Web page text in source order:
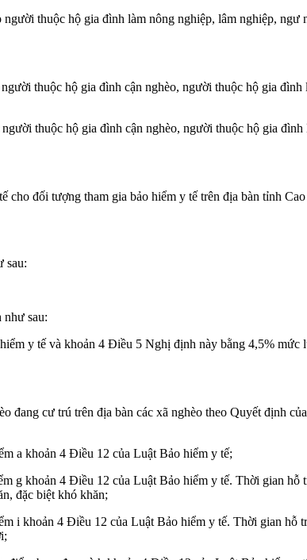
thuộc hộ gia đình làm nông nghiệp, lâm nghiệp,
thuộc hộ gia đình cận nghèo, người thuộc hộ gia
thuộc hộ gia đình cận nghèo, người thuộc hộ gia
cho đối tượng tham gia bảo hiểm y tế trên địa bàn tỉnh
sau:
như sau:
y tế và khoản 4 Điều 5 Nghị định này bằng 4,5% mức
cư trú trên địa bàn các xã nghèo theo Quyết định
a khoản 4 Điều 12 của Luật Bảo hiểm y tế;
g khoản 4 Điều 12 của Luật Bảo hiểm y tế. Thời gian hỗ
đặc biệt khó khăn;
i khoản 4 Điều 12 của Luật Bảo hiểm y tế. Thời gian hỗ